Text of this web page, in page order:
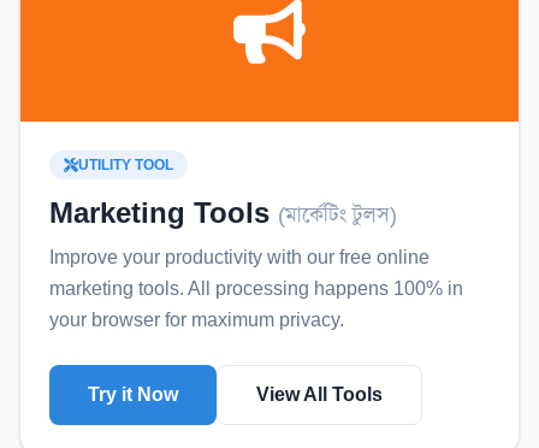
UTILITY TOOL
Marketing Tools (মার্কেটিং টুলস)
Improve your productivity with our free online
marketing tools. All processing happens 100% in
your browser for maximum privacy.
Try it Now View All Tools